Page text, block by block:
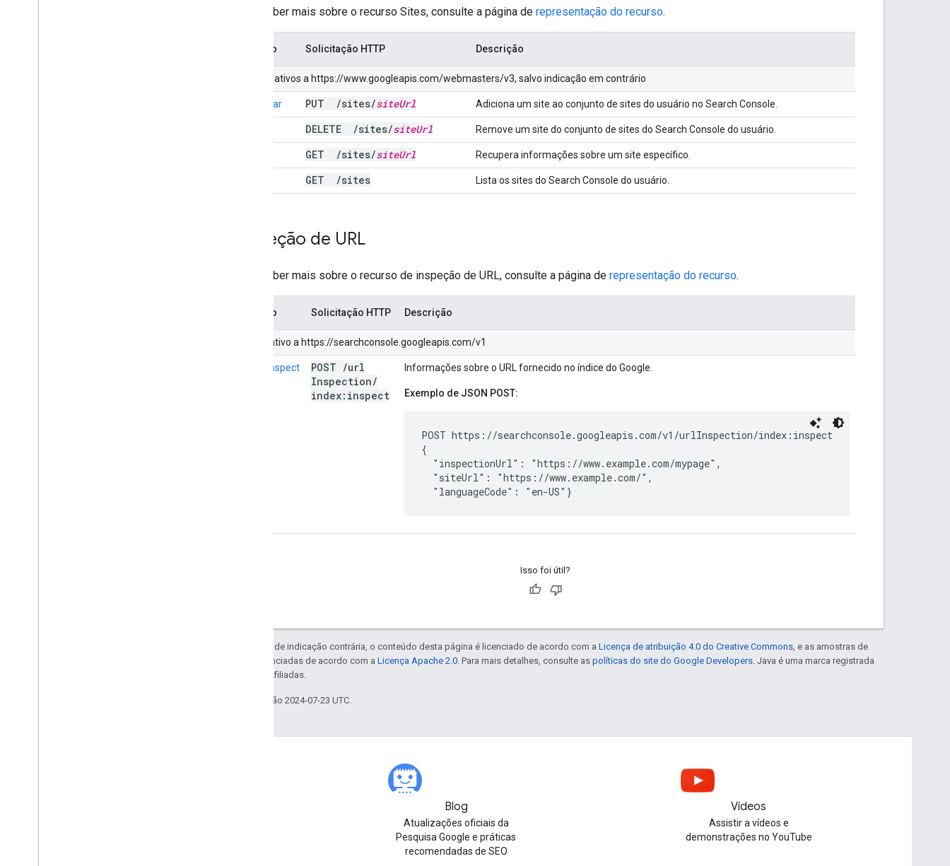
Para saber mais sobre o recurso Sites, consulte a página de representação do recurso.
Método Solicitação HTTP Descrição
URIs relativos a https://www.googleapis.com/webmasters/v3, salvo indicação em contrário
adicionar PUT /sites/siteUrl Adiciona um site ao conjunto de sites do usuário no Search Console.
DELETE /sites/siteUrl Remove um site do conjunto de sites do Search Console do usuário.
GET /sites/siteUrl Recupera informações sobre um site específico.
GET /sites Lista os sites do Search Console do usuário.
Inspeção de URL
Para saber mais sobre o recurso de inspeção de URL, consulte a página de representação do recurso.
Método Solicitação HTTP Descrição
URI relativo a https://searchconsole.googleapis.com/v1
index.inspect POST /url
Inspection/
index:inspect
Informações sobre o URL fornecido no índice do Google.
Exemplo de JSON POST:
POST https://searchconsole.googleapis.com/v1/urlInspection/index:inspect
{
  "inspectionUrl": "https://www.example.com/mypage",
  "siteUrl": "https://www.example.com/",
  "languageCode": "en-US"}
Isso foi útil?
Exceto em caso de indicação contrária, o conteúdo desta página é licenciado de acordo com a Licença de atribuição 4.0 do Creative Commons , e as amostras de
código são licenciadas de acordo com a Licença Apache 2.0 . Para mais detalhes, consulte as políticas do site do Google Developers . Java é uma marca registrada
da Oracle e/ou afiliadas.
Última atualização 2024-07-23 UTC.
Blog
Atualizações oficiais da
Pesquisa Google e práticas
recomendadas de SEO
Vídeos
Assistir a vídeos e
demonstrações no YouTube